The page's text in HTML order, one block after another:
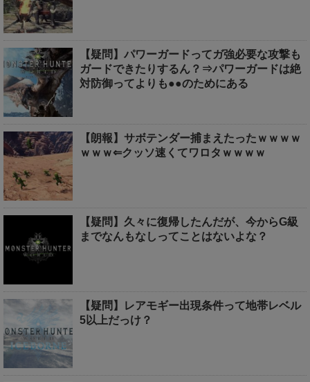
【疑問】パワーガードってガ強必要な攻撃も
ガードできたりするん？⇒パワーガードは絶
対防御ってよりも●●のためにある
【朗報】サボテンダー捕まえたったｗｗｗｗ
ｗｗｗ⇐クッソ速くてワロタｗｗｗｗ
【疑問】久々に復帰したんだが、今からG級
までなんもなしってことはないよな？
【疑問】レアモギー出現条件って地帯レベル
5以上だっけ？